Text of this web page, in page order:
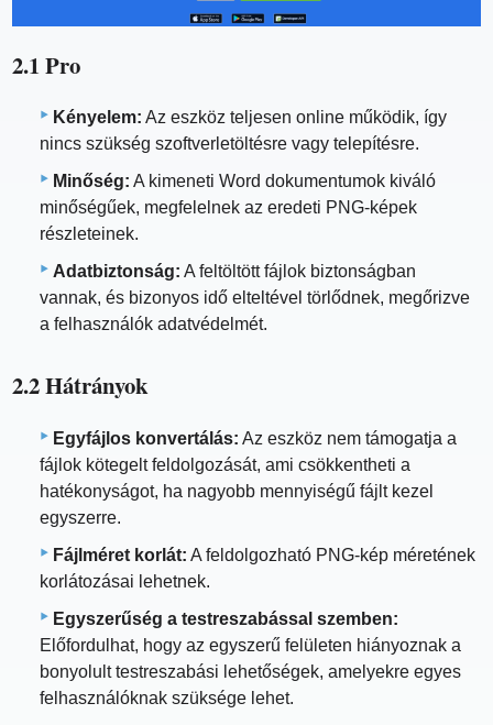
2.1 Pro
Kényelem: Az eszköz teljesen online működik, így
nincs szükség szoftverletöltésre vagy telepítésre.
Minőség: A kimeneti Word dokumentumok kiváló
minőségűek, megfelelnek az eredeti PNG-képek
részleteinek.
Adatbiztonság: A feltöltött fájlok biztonságban
vannak, és bizonyos idő elteltével törlődnek, megőrizve
a felhasználók adatvédelmét.
2.2 Hátrányok
Egyfájlos konvertálás: Az eszköz nem támogatja a
fájlok kötegelt feldolgozását, ami csökkentheti a
hatékonyságot, ha nagyobb mennyiségű fájlt kezel
egyszerre.
Fájlméret korlát: A feldolgozható PNG-kép méretének
korlátozásai lehetnek.
Egyszerűség a testreszabással szemben:
Előfordulhat, hogy az egyszerű felületen hiányoznak a
bonyolult testreszabási lehetőségek, amelyekre egyes
felhasználóknak szüksége lehet.